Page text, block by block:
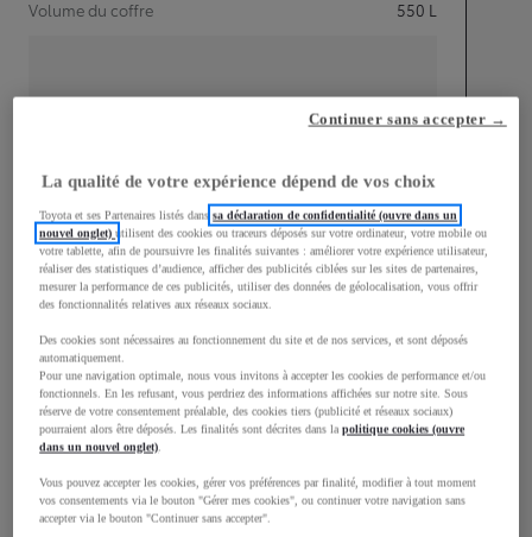
Volume du coffre
550 L
Longueur
4 959 mm
Hauteur
1 899
Largeur
1 920mm
La qualité de votre expérience dépend de vos choix
Toyota et ses Partenaires listés danssa déclaration de confidentialité (ouvre dans un
nouvel onglet)utilisent des cookies ou traceurs déposés sur votre ordinateur, votre mobile ou
votre tablette, afin de poursuivre les finalités suivantes : améliorer votre expérience utilisateur,
réaliser des statistiques d’audience, afficher des publicités ciblées sur les sites de partenaires,
mesurer la performance de ces publicités, utiliser des données de géolocalisation, vous offrir
des fonctionnalités relatives aux réseaux sociaux.
Des cookies sont nécessaires au fonctionnement du site et de nos services, et sont déposés
automatiquement.
Pour une navigation optimale, nous vous invitons à accepter les cookies de performance et/ou
fonctionnels. En les refusant, vous perdriez des informations affichées sur notre site. Sous
réserve de votre consentement préalable, des cookies tiers (publicité et réseaux sociaux)
pourraient alors être déposés. Les finalités sont décrites dans lapolitique cookies (ouvre
dans un nouvel onglet)
Vous pouvez accepter les cookies, gérer vos préférences par finalité, modifier à tout moment
vos consentements via le bouton "Gérer mes cookies", ou continuer votre navigation sans
accepter via le bouton "Continuer sans accepter".
Continuer sans accepter →